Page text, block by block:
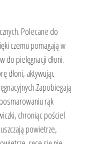
Polecane do
czemu pomagają w
do pielęgnacji dłoni.
dłoni, aktywując
rąk
chroniąc pościel
powietrze,